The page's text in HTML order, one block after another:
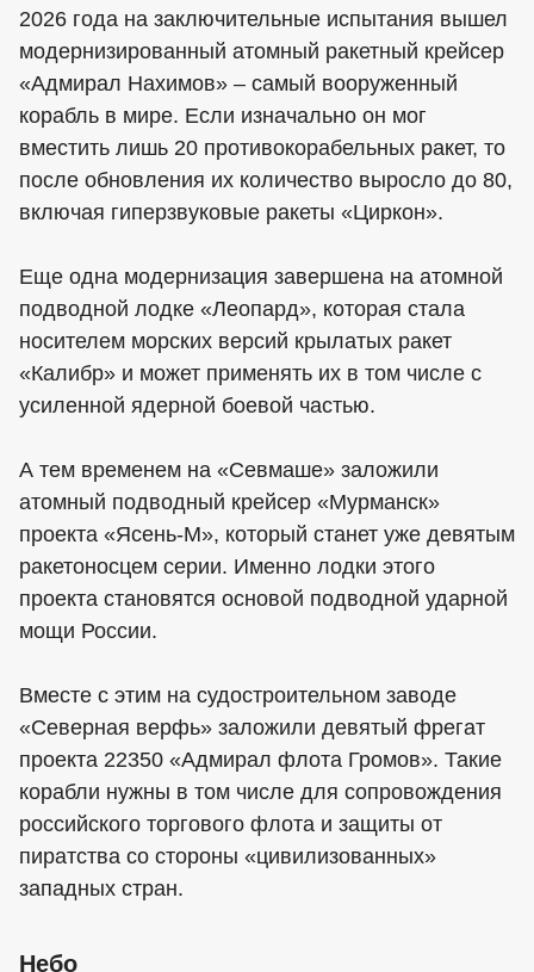
2026 года на заключительные испытания вышел
модернизированный атомный ракетный крейсер
«Адмирал Нахимов» – самый вооруженный
корабль в мире. Если изначально он мог
вместить лишь 20 противокорабельных ракет, то
после обновления их количество выросло до 80,
включая гиперзвуковые ракеты «Циркон».
Еще одна модернизация завершена на атомной
подводной лодке «Леопард», которая стала
носителем морских версий крылатых ракет
«Калибр» и может применять их в том числе с
усиленной ядерной боевой частью.
А тем временем на «Севмаше» заложили
атомный подводный крейсер «Мурманск»
проекта «Ясень-М», который станет уже девятым
ракетоносцем серии. Именно лодки этого
проекта становятся основой подводной ударной
мощи России.
Вместе с этим на судостроительном заводе
«Северная верфь» заложили девятый фрегат
проекта 22350 «Адмирал флота Громов». Такие
корабли нужны в том числе для сопровождения
российского торгового флота и защиты от
пиратства со стороны «цивилизованных»
западных стран.
Небо